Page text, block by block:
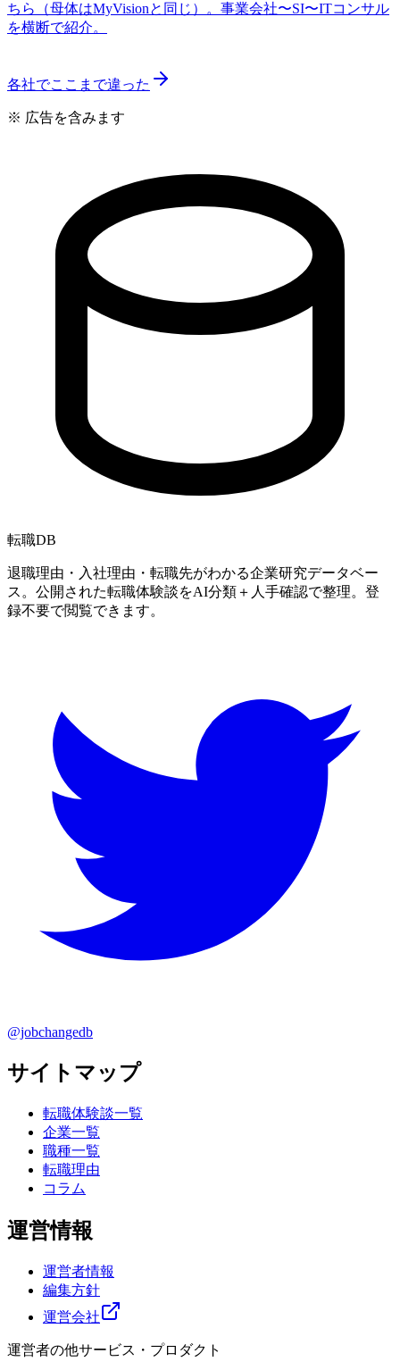
ちら（母体はMyVisionと同じ）。事業会社〜SI〜ITコンサル
を横断で紹介。
各社でここまで違った
※ 広告を含みます
転職DB
退職理由・入社理由・転職先がわかる企業研究データベー
ス。公開された転職体験談をAI分類＋人手確認で整理。登
録不要で閲覧できます。
@jobchangedb
サイトマップ
転職体験談一覧
企業一覧
職種一覧
転職理由
コラム
運営情報
運営者情報
編集方針
運営会社
運営者の他サービス・プロダクト